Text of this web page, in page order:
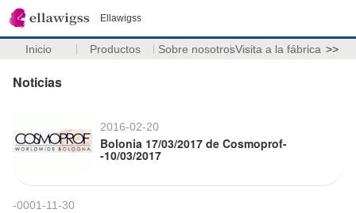
Ellawigss
Inicio Productos Sobre nosotrosVisita a la fábrica >>
Noticias
2016-02-20
Bolonia 17/03/2017 de Cosmoprof-
-10/03/2017
-0001-11-30